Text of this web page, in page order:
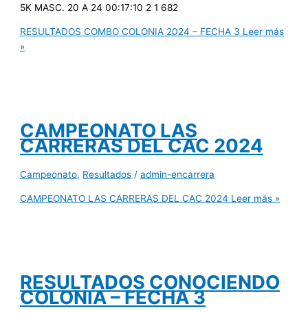
5K MASC. 20 A 24 00:17:10 2 1 682
RESULTADOS COMBO COLONIA 2024 – FECHA 3 Leer más
»
CAMPEONATO LAS
CARRERAS DEL CAC 2024
Campeonato, Resultados /admin-encarrera
CAMPEONATO LAS CARRERAS DEL CAC 2024 Leer más »
RESULTADOS CONOCIENDO
COLONIA – FECHA 3